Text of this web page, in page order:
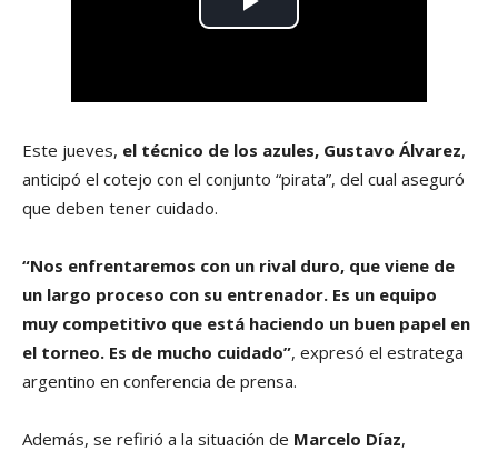
Este jueves, el técnico de los azules, Gustavo Álvarez,
anticipó el cotejo con el conjunto “pirata”, del cual aseguró
que deben tener cuidado.
“Nos enfrentaremos con un rival duro, que viene de
un largo proceso con su entrenador. Es un equipo
muy competitivo que está haciendo un buen papel en
el torneo. Es de mucho cuidado”, expresó el estratega
argentino en conferencia de prensa.
Además, se refirió a la situación de Marcelo Díaz,